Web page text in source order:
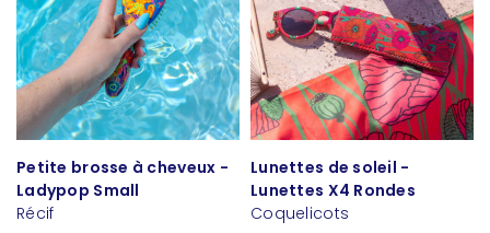
Petite brosse à cheveux -
Ladypop Small
Récif
Lunettes de soleil -
Lunettes X4 Rondes
Coquelicots